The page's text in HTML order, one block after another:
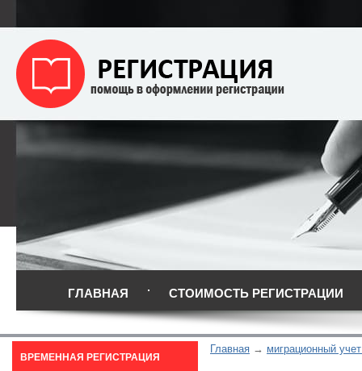
ГЛАВНАЯ СТОИМОСТЬ РЕГИСТРАЦИИ
Главная миграционный
ВРЕМЕННАЯ РЕГИСТРАЦИЯ